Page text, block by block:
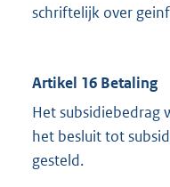
schriftelijk over
Artikel 16 Betaling
Het subsidiebedrag
het besluit tot
gesteld.